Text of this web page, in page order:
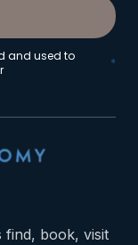
and used to
*
find, book, visit